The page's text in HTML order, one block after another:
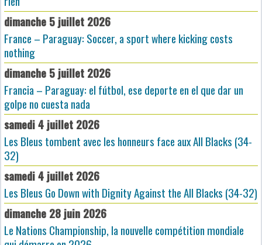
dimanche 5 juillet 2026
France – Paraguay: Soccer, a sport where kicking costs
nothing
dimanche 5 juillet 2026
Francia – Paraguay: el fútbol, ese deporte en el que dar un
golpe no cuesta nada
samedi 4 juillet 2026
Les Bleus tombent avec les honneurs face aux All Blacks (34-
32)
samedi 4 juillet 2026
Les Bleus Go Down with Dignity Against the All Blacks (34-32)
dimanche 28 juin 2026
Le Nations Championship, la nouvelle compétition mondiale